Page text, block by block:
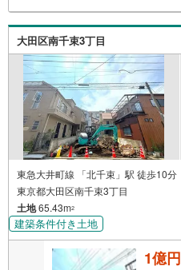
大田区南千束3丁目
東急大井町線 「北千束」駅 徒歩10分
東京都大田区南千束3丁目
土地65.43m2
建築条件付き土地
1億円